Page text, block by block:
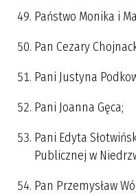
Państwo Monika i
Pan Cezary
Pani Justyna
Pani Joanna Gęca;
Pani Edyta
Publicznej w
Pan Przemysław